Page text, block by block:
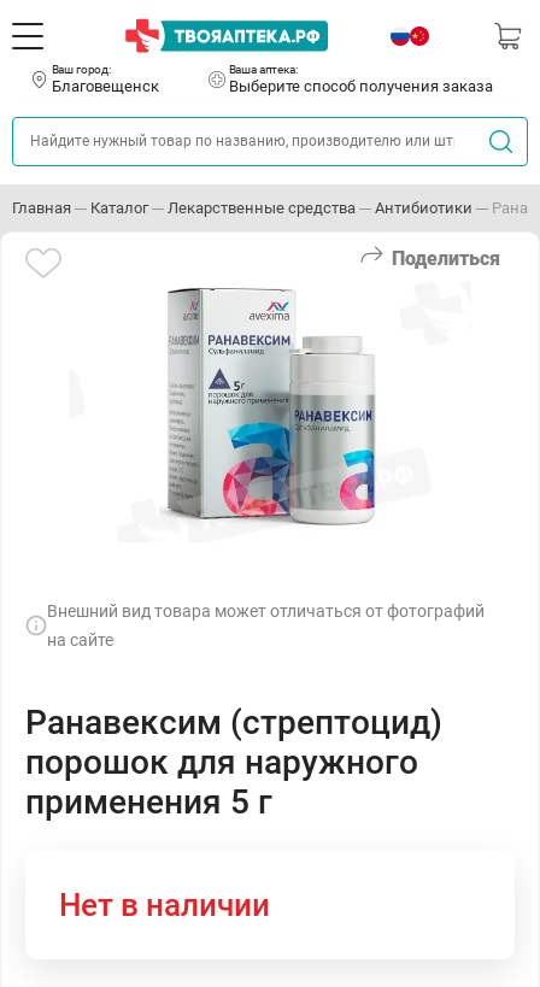
Ваш город:
Благовещенск
Ваша аптека:
Выберите способ получения заказа
Главная Каталог Лекарственные средства Антибиотики
Поделиться
Внешний вид товара может отличаться от фотографий
на сайте
Ранавексим (стрептоцид)
порошок для наружного
применения 5 г
Нет в наличии